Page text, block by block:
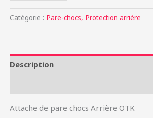
Catégorie : Pare-chocs, Protection arrière
Description
Attache de pare chocs Arrière OTK